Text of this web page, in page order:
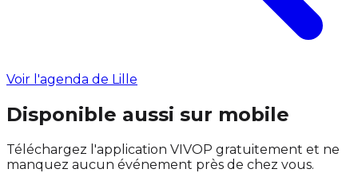
Voir l'agenda de Lille
Disponible aussi sur mobile
Téléchargez l'application VIVOP gratuitement et ne
manquez aucun événement près de chez vous.